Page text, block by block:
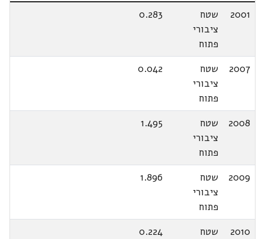
2001
שטח
ציבורי
פתוח
0.283
2007
שטח
ציבורי
פתוח
0.042
2008
שטח
ציבורי
פתוח
1.495
2009
שטח
ציבורי
פתוח
1.896
2010
שטח
0.224